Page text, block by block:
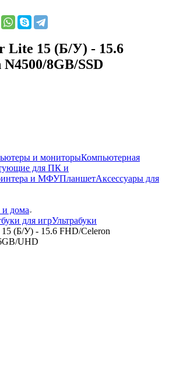
Lite 15 (Б/У) - 15.6
8GB/SSD
и мониторыКомпьютерная
для ПК и
и МФУПланшетАксессуары для
и дома
для игрУльтрабуки
(Б/У) - 15.6 FHD/Celeron
UHD